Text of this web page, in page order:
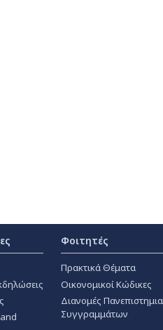
Φοιτητές
Πρακτικά Θέματα
Οικονομικοί Κώδικες
Διανομές
Συγγραμμάτων